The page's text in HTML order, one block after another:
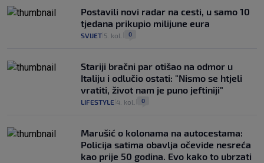
Postavili novi radar na cesti, u samo 10
tjedana prikupio milijune eura
SVIJET 5. kol. 0
Stariji bračni par otišao na odmor u
Italiju i odlučio ostati: "Nismo se htjeli
vratiti, život nam je puno jeftiniji"
LIFESTYLE 4. kol. 0
Marušić o kolonama na autocestama:
Policija satima obavlja očevide nesreća
kao prije 50 godina. Evo kako to ubrzati